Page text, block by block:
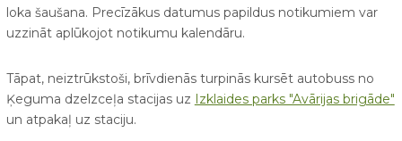
loka šaušana. Precīzākus datumus papildus notikumiem var
uzzināt aplūkojot notikumu kalendāru.
Tāpat, neiztrūkstoši, brīvdienās turpinās kursēt autobuss no
Ķeguma dzelzceļa stacijas uz Izklaides parks "Avārijas brigāde"
un atpakaļ uz staciju.